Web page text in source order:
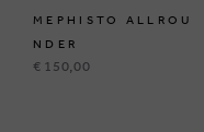
MEPHISTO ALLROU
NDER
€ 150,00